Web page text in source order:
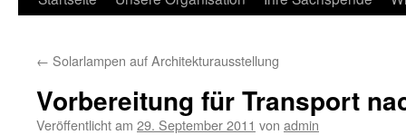
← Solarlampen auf Architekturausstellung
Vorbereitung für Transport
Veröffentlicht am 29. September 2011 von admin